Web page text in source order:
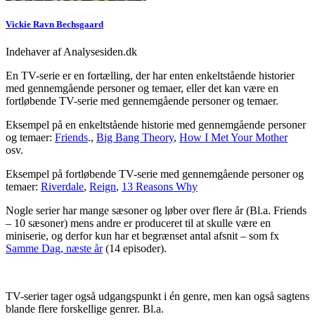
Vickie Ravn Bechsgaard
Indehaver af Analysesiden.dk
En TV-serie er en fortælling, der har enten enkeltstående historier
med gennemgående personer og temaer, eller det kan være en
fortløbende TV-serie med gennemgående personer og temaer.
Eksempel på en enkeltstående historie med gennemgående personer
og temaer: Friends., Big Bang Theory, How I Met Your Mother
osv.
Eksempel på fortløbende TV-serie med gennemgående personer og
temaer: Riverdale, Reign, 13 Reasons Why
Nogle serier har mange sæsoner og løber over flere år (Bl.a. Friends
– 10 sæsoner) mens andre er produceret til at skulle være en
miniserie, og derfor kun har et begrænset antal afsnit – som fx
Samme Dag, næste år(14 episoder).
TV-serier tager også udgangspunkt i én genre, men kan også sagtens
blande flere forskellige genrer. Bl.a.